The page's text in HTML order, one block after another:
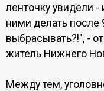
ленточку увидели -
ними делать после
выбрасывать?!", -
житель Нижнего
Между тем,